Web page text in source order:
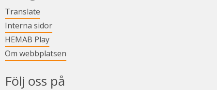
Translate
Interna sidorLänk till annan webbplats.
HEMAB PlayLänk till annan webbplats.
Om webbplatsen
Följ oss på